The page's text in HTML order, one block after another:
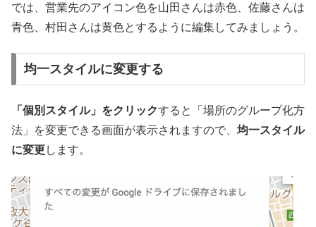
では、営業先のアイコン色を山田さんは赤色、佐藤さんは
青色、村田さんは黄色とするように編集してみましょう。
均一スタイルに変更する
「個別スタイル」をクリックすると「場所のグループ化方
法」を変更できる画面が表示されますので、 均一スタイル
に変更します。